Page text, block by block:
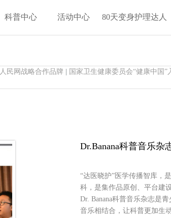
科普中心 活动中心 80天变身护理达人
人民网战略合作品牌 国家卫生健康委员会“健康中国”
Dr.Banana科普音乐杂
“达医晓护”医学传播智库，
科，是集作品原创、平台建
Dr. Banana科普音乐杂志是
音乐相结合，让科普更加生